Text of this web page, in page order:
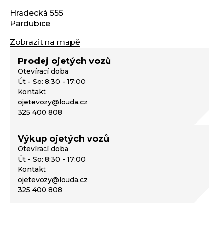
Hradecká 555
Pardubice
Zobrazit na mapě
Prodej ojetých vozů
Otevírací doba
Út - So: 8:30 - 17:00
Kontakt
ojetevozy@louda.cz
325 400 808
Výkup ojetých vozů
Otevírací doba
Út - So: 8:30 - 17:00
Kontakt
ojetevozy@louda.cz
325 400 808